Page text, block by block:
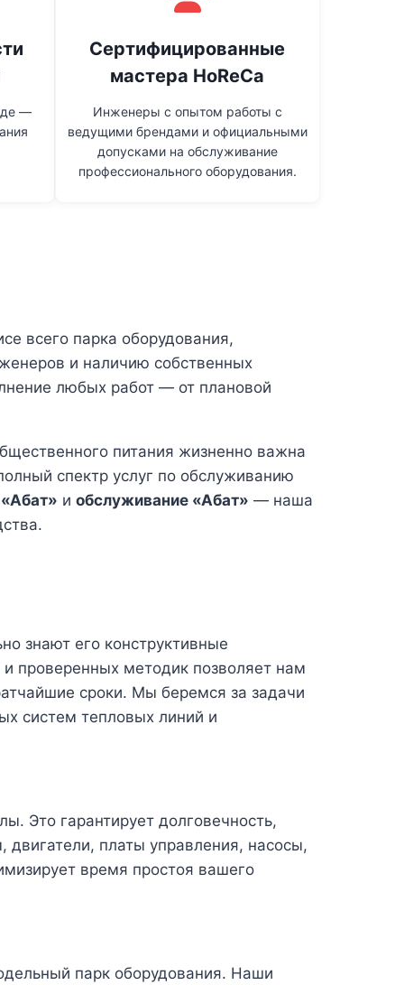
—
Сертифицированные
мастера HoReCa
Инженеры с опытом работы с
ведущими брендами и официальными
допусками на обслуживание
профессионального оборудования.
всего парка оборудования,
и наличию собственных
любых работ — от плановой
питания жизненно важна
спектр услуг по обслуживанию
и обслуживание «Абат» — наша
знают его конструктивные
проверенных методик позволяет нам
сроки. Мы беремся за задачи
систем тепловых линий и
Это гарантирует долговечность,
платы управления, насосы,
время простоя вашего
парк оборудования. Наши